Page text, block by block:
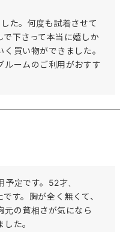
た。何度も試着させて
下さって本当に嬉しか
買い物ができました。
ルームのご利用がおすす
定です。52才、
す。胸が全く無くて、
元の貧相さが気になら
た。